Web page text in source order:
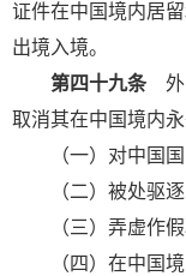
证件在中国境内居
出境入境。
第四十九条外
取消其在中国境内永
（一）对中国国
（二）被处驱逐
（三）弄虚作假
（四）在中国境